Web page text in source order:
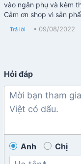
vào ngăn phụ và kèm
Cảm ơn shop vì sản
Trả lời • 09/08/2022
Hỏi đáp
Anh Chị